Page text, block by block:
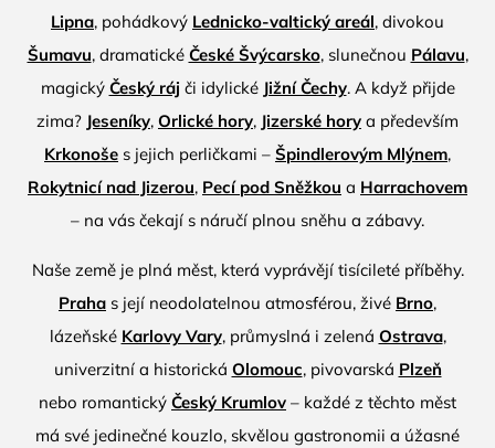
Lipna, pohádkový Lednicko-valtický areál, divokou
Šumavu, dramatické České Švýcarsko, slunečnou Pálavu,
magický Český ráj či idylické Jižní Čechy. A když přijde
zima? Jeseníky, Orlické hory, Jizerské hory a především
Krkonoše s jejich perličkami – Špindlerovým Mlýnem,
Rokytnicí nad Jizerou, Pecí pod Sněžkou a Harrachovem
– na vás čekají s náručí plnou sněhu a zábavy.
Naše země je plná měst, která vyprávějí tisícileté příběhy.
Praha s její neodolatelnou atmosférou, živé Brno,
lázeňské Karlovy Vary, průmyslná i zelená Ostrava,
univerzitní a historická Olomouc, pivovarská Plzeň
nebo romantický Český Krumlov – každé z těchto měst
má své jedinečné kouzlo, skvělou gastronomii a úžasné